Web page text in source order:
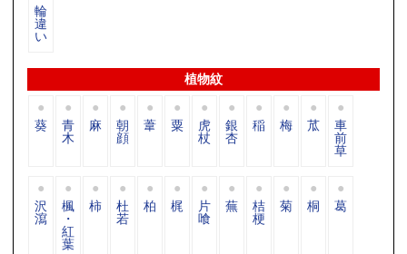
輪
違
い
植物紋
葵 青
木
麻 朝
顔
葦 粟 虎
杖
銀
杏
稲 梅 苽 車
前
草
沢
瀉
楓
・
紅
葉
柿 杜
若
柏 梶 片
喰
蕪 桔
梗
菊 桐 葛